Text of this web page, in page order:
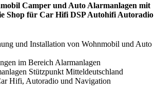
Camper und Auto Alarmanlagen mit
Shop für Car Hifi DSP Autohifi Autoradio
und Installation von Wohnmobil und Auto
im Bereich Alarmanlagen
Stützpunkt Mitteldeutschland
Hifi, Autoradio und Navigation